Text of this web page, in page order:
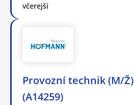
včerejší
Provozní technik (M/Ž)
(A14259)